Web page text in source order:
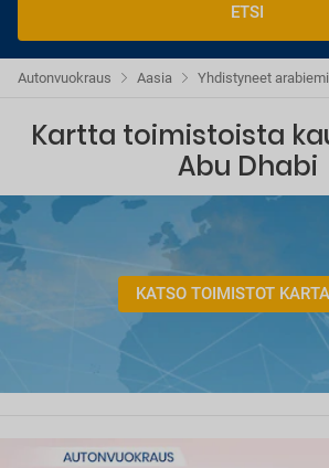
ETSI
Yhdistyneet
Aasia
Autonvuokraus
Kartta toimistoista
Abu Dhabi
KATSO TOIMISTOT